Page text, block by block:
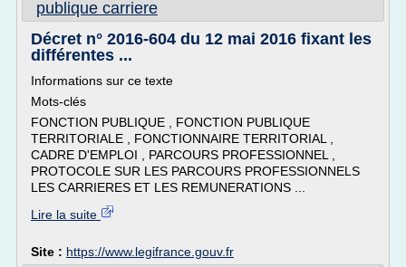
publique carriere
Décret n° 2016-604 du 12 mai 2016 fixant les
différentes ...
Informations sur ce texte
Mots-clés
FONCTION PUBLIQUE , FONCTION PUBLIQUE
TERRITORIALE , FONCTIONNAIRE TERRITORIAL ,
CADRE D'EMPLOI , PARCOURS PROFESSIONNEL ,
PROTOCOLE SUR LES PARCOURS PROFESSIONNELS
LES CARRIERES ET LES REMUNERATIONS ...
Lire la suite
Site : https://www.legifrance.gouv.fr